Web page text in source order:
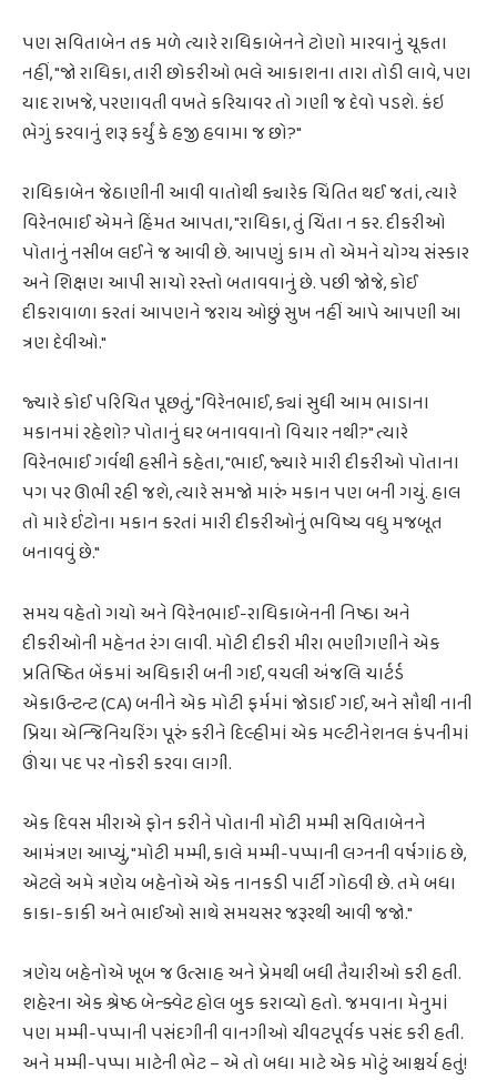
પણ સવિતાબેન તક મળે ત્યારે રાધિકાબેનને ટોણો મારવાનું ચૂકતા
નહીં, "જો રાધિકા, તારી છોકરીઓ ભલે આકાશના તારા તોડી લાવે, પણ
યાદ રાખજે, પરણાવતી વખતે કરિયાવર તો ગણી જ દેવો પડશે. કંઇ
ભેગું કરવાનું શરૂ કર્યું કે હજી હવામા જ છો?"
રાધિકાબેન જેઠાણીની આવી વાતોથી ક્યારેક ચિંતિત થઈ જતાં, ત્યારે
વિરેનભાઈ એમને હિંમત આપતા, "રાધિકા, તું ચિંતા ન કર. દીકરીઓ
પોતાનું નસીબ લઈને જ આવી છે. આપણું કામ તો એમને યોગ્ય સંસ્કાર
અને શિક્ષણ આપી સાચો રસ્તો બતાવવાનું છે. પછી જોજે, કોઈ
દીકરાવાળા કરતાં આપણને જરાય ઓછું સુખ નહીં આપે આપણી આ
ત્રણ દેવીઓ."
જ્યારે કોઈ પરિચિત પૂછતું, "વિરેનભાઈ, ક્યાં સુધી આમ ભાડાના
મકાનમાં રહેશો? પોતાનું ઘર બનાવવાનો વિચાર નથી?" ત્યારે
વિરેનભાઈ ગર્વથી હસીને કહેતા, "ભાઈ, જ્યારે મારી દીકરીઓ પોતાના
પગ પર ઊભી રહી જશે, ત્યારે સમજો મારું મકાન પણ બની ગયું. હાલ
તો મારે ઈંટોના મકાન કરતાં મારી દીકરીઓનું ભવિષ્ય વધુ મજબૂત
બનાવવું છે."
સમય વહેતો ગયો અને વિરેનભાઈ-રાધિકાબેનની નિષ્ઠા અને
દીકરીઓની મહેનત રંગ લાવી. મોટી દીકરી મીરા ભણીગણીને એક
પ્રતિષ્ઠિત બેંકમાં અધિકારી બની ગઈ, વચલી અંજલિ ચાર્ટર્ડ
એકાઉન્ટન્ટ (CA) બનીને એક મોટી ફર્મમાં જોડાઈ ગઈ, અને સૌથી નાની
પ્રિયા એન્જિનિયરિંગ પૂરું કરીને દિલ્હીમાં એક મલ્ટીનેશનલ કંપનીમાં
ઊંચા પદ પર નોકરી કરવા લાગી.
એક દિવસ મીરાએ ફોન કરીને પોતાની મોટી મમ્મી સવિતાબેનને
આમંત્રણ આપ્યું, "મોટી મમ્મી, કાલે મમ્મી-પપ્પાની લગ્નની વર્ષગાંઠ છે,
એટલે અમે ત્રણેય બહેનોએ એક નાનકડી પાર્ટી ગોઠવી છે. તમે બધા
કાકા-કાકી અને ભાઈઓ સાથે સમયસર જરૂરથી આવી જજો."
ત્રણેય બહેનોએ ખૂબ જ ઉત્સાહ અને પ્રેમથી બધી તૈયારીઓ કરી હતી.
શહેરના એક શ્રેષ્ઠ બેન્ક્વેટ હોલ બુક કરાવ્યો હતો. જમવાના મેનુમાં
પણ મમ્મી-પપ્પાની પસંદગીની વાનગીઓ ચીવટપૂર્વક પસંદ કરી હતી.
અને મમ્મી-પપ્પા માટેની ભેટ – એ તો બધા માટે એક મોટું આશ્ચર્ય હતું!